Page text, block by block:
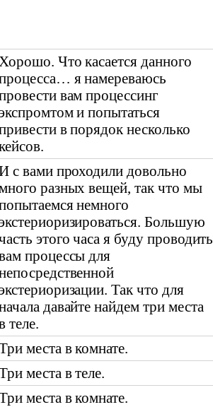
Хорошо. Что касается данного
я намереваюсь
вам процессинг
экспромтом и попытаться
в порядок несколько
с вами проходили довольно
разных вещей, так что мы
немного
экстериоризироваться. Большую
этого часа я буду проводить
процессы для
экстериоризации. Так что для
давайте найдем три места
теле.
места в комнате.
места в теле.
места в комнате.